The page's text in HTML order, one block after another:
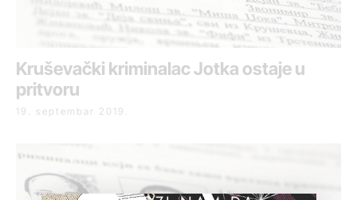
Kruševački kriminalac Jotka ostaje u
pritvoru
19. septembar 2019.